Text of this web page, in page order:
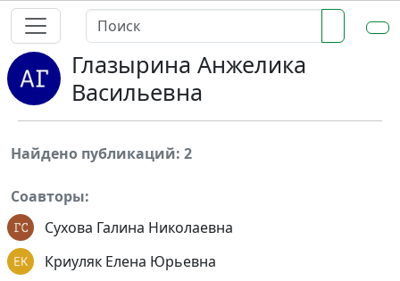
Глазырина Анжелика
Васильевна
Найдено публикаций: 2
Соавторы:
Сухова Галина Николаевна
Криуляк Елена Юрьевна